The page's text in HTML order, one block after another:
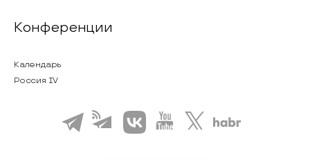
Конференции
Календарь
Россия IV